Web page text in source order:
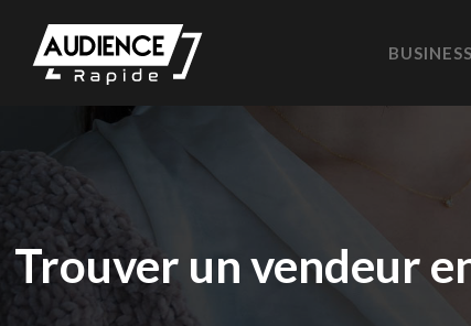
BUSINESS
Trouver un vendeur